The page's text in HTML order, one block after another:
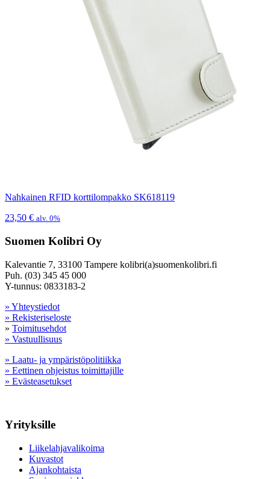
Nahkainen RFID korttilompakko SK618119
23,50 € alv. 0%
Suomen Kolibri Oy
Kalevantie 7, 33100 Tampere kolibri(a)suomenkolibri.fi
Puh. (03) 345 45 000
Y-tunnus: 0833183-2
» Yhteystiedot
» Rekisteriseloste
» Toimitusehdot
» Vastuullisuus
» Laatu- ja ympäristöpolitiikka
» Eettinen ohjeistus toimittajille
» Evästeasetukset
Yrityksille
Liikelahjavalikoima
Kuvastot
Ajankohtaista